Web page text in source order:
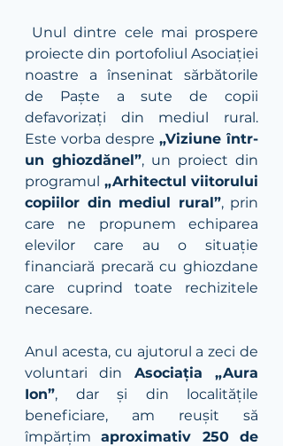
proiecte din portofoliul Asociației
noastre a înseninat sărbătorile
de Paște a sute de copii
defavorizați din mediul rural.
Este vorba despre „Viziune într-
un ghiozdănel”, un proiect din
programul „Arhitectul viitorului
copiilor din mediul rural”, prin
care ne propunem echiparea
elevilor care au o situație
financiară precară cu ghiozdane
care cuprind toate rechizitele
necesare.
Anul acesta, cu ajutorul a zeci de
voluntari din Asociația „Aura
Ion”, dar și din localitățile
beneficiare, am reușit să
împărțim aproximativ 250 de